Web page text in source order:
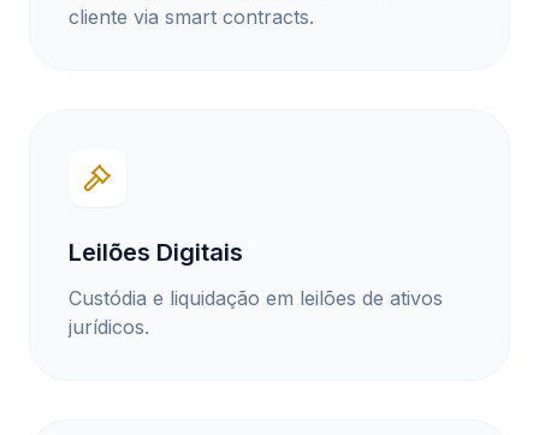
cliente via smart contracts.
Leilões Digitais
Custódia e liquidação em leilões de ativos
jurídicos.